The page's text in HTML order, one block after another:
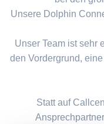
Unsere Dolphin
Unser Team ist sehr
den Vordergrund,
Statt auf